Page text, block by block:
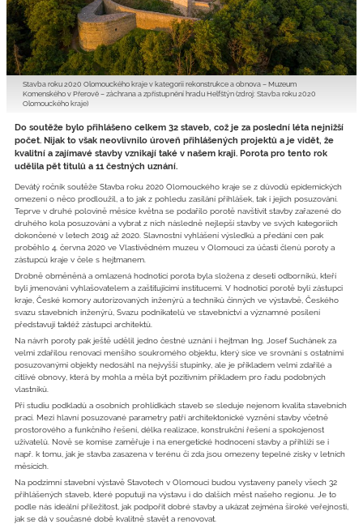
Stavba roku 2020 Olomouckého kraje v kategorii rekonstrukce a obnova – Muzeum
Komenského v Přerově – záchrana a zpřístupnění hradu Helfštýn (zdroj: Stavba roku 2020
Olomouckého kraje)
Do soutěže bylo přihlášeno celkem 32 staveb, což je za poslední léta nejnižší
počet. Nijak to však neovlivnilo úroveň přihlášených projektů a je vidět, že
kvalitní a zajímavé stavby vznikají také v našem kraji. Porota pro tento rok
udělila pět titulů a 11 čestných uznání.
Devátý ročník soutěže Stavba roku 2020 Olomouckého kraje se z důvodů epidemických
omezení o něco prodloužil, a to jak z pohledu zasílání přihlášek, tak i jejich posuzování.
Teprve v druhé polovině měsíce května se podařilo porotě navštívit stavby zařazené do
druhého kola posuzování a vybrat z nich následně nejlepší stavby ve svých kategoriích
dokončené v letech 2019 až 2020. Slavnostní vyhlášení výsledků a předání cen pak
proběhlo 4. června 2020 ve Vlastivědném muzeu v Olomouci za účasti členů poroty a
zástupců kraje v čele s hejtmanem.
Drobně obměněná a omlazená hodnoticí porota byla složena z deseti odborníků, kteří
byli jmenováni vyhlašovatelem a zaštiťujícími institucemi. V hodnoticí porotě byli zástupci
kraje, České komory autorizovaných inženýrů a techniků činných ve výstavbě, Českého
svazu stavebních inženýrů, Svazu podnikatelů ve stavebnictví a významné posílení
představují taktéž zástupci architektů.
Na návrh poroty pak ještě udělil jedno čestné uznání i hejtman Ing. Josef Suchánek za
velmi zdařilou renovaci menšího soukromého objektu, který sice ve srovnání s ostatními
posuzovanými objekty nedosáhl na nejvyšší stupínky, ale je příkladem velmi zdařilé a
citlivé obnovy, která by mohla a měla být pozitivním příkladem pro řadu podobných
vlastníků.
Při studiu podkladů a osobních prohlídkách staveb se sleduje nejenom kvalita stavebních
prací. Mezi hlavní posuzované parametry patří architektonické vyznění stavby včetně
prostorového a funkčního řešení, délka realizace, konstrukční řešení a spokojenost
uživatelů. Nově se komise zaměřuje i na energetické hodnocení stavby a přihlíží se i
např. k tomu, jak je stavba zasazena v terénu či zda jsou omezeny tepelné zisky v letních
měsících.
Na podzimní stavební výstavě Stavotech v Olomouci budou vystaveny panely všech 32
přihlášených staveb, které poputují na výstavu i do dalších měst našeho regionu. Je to
podle nás ideální příležitost, jak podpořit dobré stavby a ukázat zejména široké veřejnosti,
jak se dá v současné době kvalitně stavět a renovovat.